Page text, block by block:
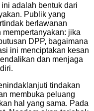
adalah bentuk dari
Publik yang
berlawanan
jika
DPP, bagaimana
ini menciptakan kesan
dan menjaga
tindakan
membuka peluang
hal yang sama. Pada